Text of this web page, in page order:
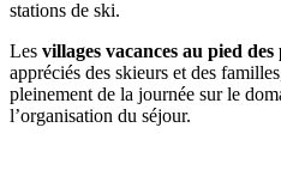
stations de ski.
Les villages vacances au pied des
appréciés des skieurs et des
pleinement de la journée sur le
l’organisation du séjour.